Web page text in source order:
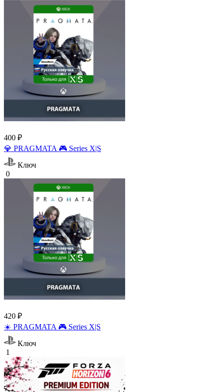
400 ₽
💎 PRAGMATA 🎮 Series X|S
Ключ
0
420 ₽
☀️ PRAGMATA 🎮 Series X|S
Ключ
1